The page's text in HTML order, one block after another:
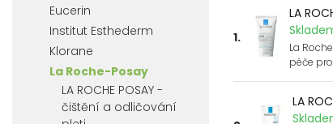
1.
LA
La
péče
LA
Eucerin
Institut Esthederm
Klorane
La Roche-Posay
LA ROCHE POSAY -
čištění a odličování